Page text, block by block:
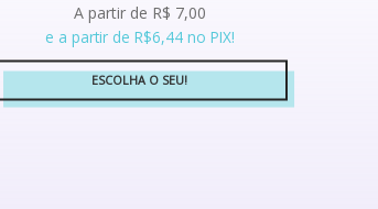
A partir de R$ 7,00
e a partir de R$6,44 no PIX!
ESCOLHA O SEU!
Este